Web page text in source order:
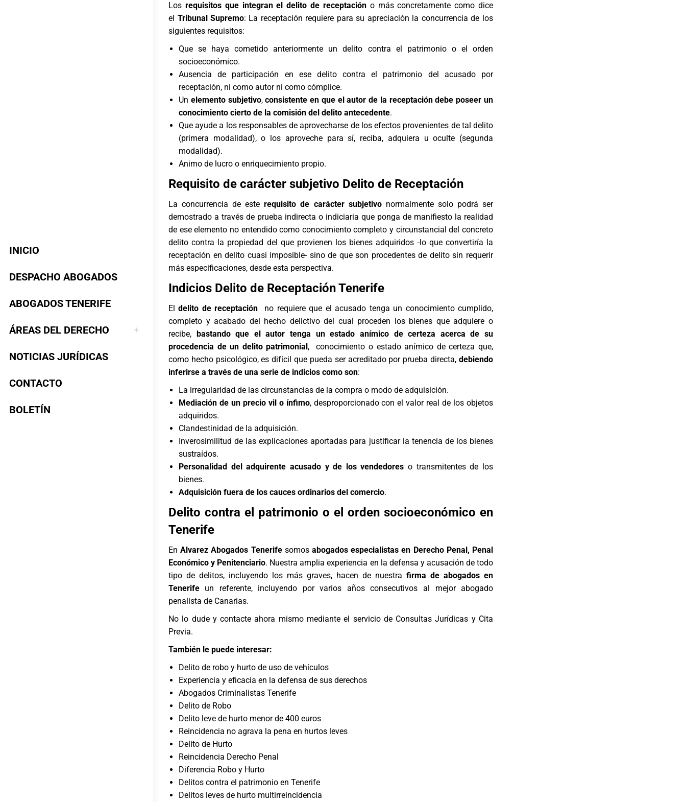
INICIO
DESPACHO ABOGADOS
ABOGADOS TENERIFE
ÁREAS DEL DERECHO
NOTICIAS JURÍDICAS
CONTACTO
BOLETÍN
Los requisitos que integran el delito de receptacióno más concretamente como dice
el Tribunal Supremo: La receptación requiere para su apreciación la concurrencia de los
siguientes requisitos:
Que se haya cometido anteriormente un delito contra el patrimonio o el orden
socioeconómico.
Ausencia de participación en ese delito contra el patrimonio del acusado por
receptación, ni como autor ni como cómplice.
Un elemento subjetivo,consistente en que el autor de la receptación debe poseer un
conocimiento cierto de la comisión del delito antecedente.
Que ayude a los responsables de aprovecharse de los efectos provenientes de tal delito
(primera modalidad), o los aproveche para sí, reciba, adquiera u oculte (segunda
modalidad).
Animo de lucro o enriquecimiento propio.
Requisito de carácter subjetivo Delito de Receptación
La concurrencia de esterequisito de carácter subjetivonormalmente solo podrá ser
demostrado a través de prueba indirecta o indiciaria que ponga de manifiesto la realidad
de ese elemento no entendido como conocimiento completo y circunstancial del concreto
delito contra la propiedad del que provienen los bienes adquiridos -lo que convertiría la
receptación en delito cuasi imposible- sino de que son procedentes de delito sin requerir
más especificaciones, desde esta perspectiva.
Indicios Delito de Receptación Tenerife
Eldelito de receptación no requiere que el acusado tenga un conocimiento cumplido,
completo y acabado del hecho delictivo del cual proceden los bienes que adquiere o
recibe, bastando que el autor tenga un estado anímico de certeza acerca de su
procedencia de un delito patrimonial, conocimiento o estado anímico de certeza que,
como hecho psicológico, es difícil que pueda ser acreditado por prueba directa, debiendo
inferirse a través de una serie de indicios como son:
La irregularidad de las circunstancias de la compra o modo de adquisición.
Mediación de un precio vil o ínfimo, desproporcionado con el valor real de los objetos
adquiridos.
Clandestinidad de la adquisición.
Inverosimilitud de las explicaciones aportadas para justificar la tenencia de los bienes
sustraídos.
Personalidad del adquirente acusado y de los vendedores o transmitentes de los
bienes.
Adquisición fuera de los cauces ordinarios del comercio.
Delito contra el patrimonio o el orden socioeconómico en
Tenerife
EnAlvarez Abogados Tenerifesomosabogados especialistas en Derecho Penal, Penal
Económico y Penitenciario. Nuestra amplia experiencia en la defensa y acusación de todo
tipo de delitos, incluyendo los más graves, hacen de nuestra firma de abogados en
Tenerife un referente, incluyendo por varios años consecutivos al mejor abogado
penalista de Canarias.
No lo dude y contacte ahora mismo mediante el servicio de Consultas Jurídicas y Cita
Previa.
También le puede interesar:
Delito de robo y hurto de uso de vehículos
Experiencia y eficacia en la defensa de sus derechos
Abogados Criminalistas Tenerife
Delito de Robo
Delito leve de hurto menor de 400 euros
Reincidencia no agrava la pena en hurtos leves
Delito de Hurto
Reincidencia Derecho Penal
Diferencia Robo y Hurto
Delitos contra el patrimonio en Tenerife
Delitos leves de hurto multirreincidencia